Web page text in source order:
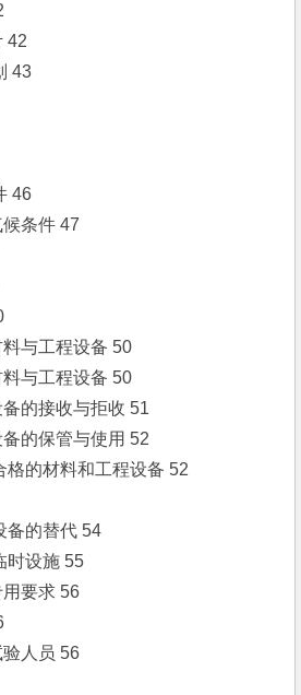
42
43
46
条件 47
与工程设备 50
与工程设备 50
的接收与拒收 51
的保管与使用 52
的材料和工程设备 52
的替代 54
设施 55
要求 56
人员 56